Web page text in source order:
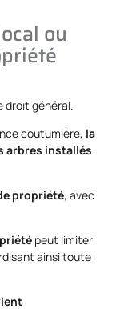
ou
droit général.
coutumière, la
arbres installés
propriété, avec
peut limiter
ainsi toute